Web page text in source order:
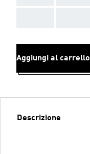
Aggiungi al carrello
Descrizione